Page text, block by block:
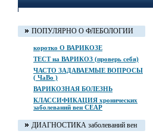
ПОПУЛЯРНО О ФЛЕБОЛОГИИ
коротко О ВАРИКОЗЕ
ТЕСТ на ВАРИКОЗ (проверь себя)
ЧАСТО ЗАДАВАЕМЫЕ ВОПРОСЫ
( ЧаВо )
ВАРИКОЗНАЯ БОЛЕЗНЬ
КЛАССИФИКАЦИЯ хронических
заболеваний вен CEAP
ДИАГНОСТИКА заболеваний вен